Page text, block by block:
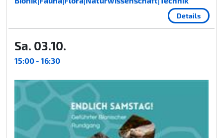
Details
Sa. 03.10.
15:00 - 16:30